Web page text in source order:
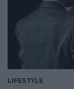
LIFESTYLE